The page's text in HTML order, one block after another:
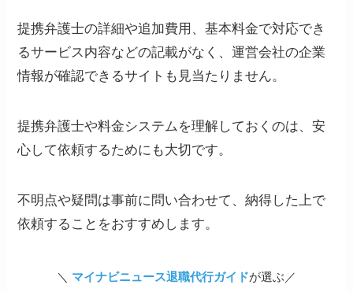
提携弁護士の詳細や追加費用、基本料金で対応でき
るサービス内容などの記載がなく、運営会社の企業
情報が確認できるサイトも見当たりません。
提携弁護士や料金システムを理解しておくのは、安
心して依頼するためにも大切です。
不明点や疑問は事前に問い合わせて、納得した上で
依頼することをおすすめします。
＼ マイナビニュース退職代行ガイドが選ぶ／